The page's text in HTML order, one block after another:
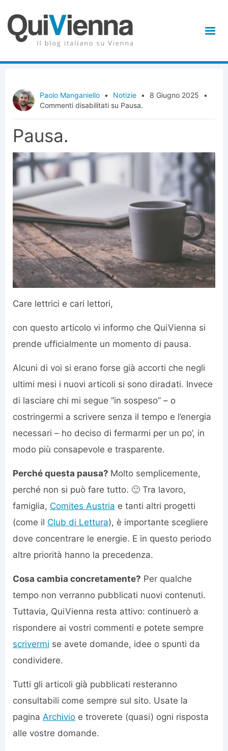
Paolo Manganiello • Notizie • 8 Giugno 2025
•
Commenti disabilitati su Pausa.
Pausa.
Care lettrici e cari lettori,
con questo articolo vi informo che QuiVienna si
prende ufficialmente un momento di pausa.
Alcuni di voi si erano forse già accorti che negli
ultimi mesi i nuovi articoli si sono diradati. Invece
di lasciare chi mi segue “in sospeso” – o
costringermi a scrivere senza il tempo e l’energia
necessari – ho deciso di fermarmi per un po’, in
modo più consapevole e trasparente.
Perché questa pausa? Molto semplicemente,
perché non si può fare tutto. 🙂 Tra lavoro,
famiglia, Comites Austria e tanti altri progetti
(come il Club di Lettura), è importante scegliere
dove concentrare le energie. E in questo periodo
altre priorità hanno la precedenza.
Cosa cambia concretamente? Per qualche
tempo non verranno pubblicati nuovi contenuti.
Tuttavia, QuiVienna resta attivo: continuerò a
rispondere ai vostri commenti e potete sempre
scrivermi se avete domande, idee o spunti da
condividere.
Tutti gli articoli già pubblicati resteranno
consultabili come sempre sul sito. Usate la
pagina Archivio e troverete (quasi) ogni risposta
alle vostre domande.